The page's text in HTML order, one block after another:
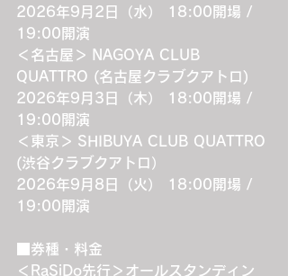
2026年9月2日（水） 18:00開場 /
19:00開演
＜名古屋＞ NAGOYA CLUB
QUATTRO (名古屋クラブクアトロ)
2026年9月3日（木） 18:00開場 /
19:00開演
＜東京＞ SHIBUYA CLUB QUATTRO
(渋谷クラブクアトロ）
2026年9月8日（火） 18:00開場 /
19:00開演
■券種・料金
＜RaSiDo先行＞オールスタンディン